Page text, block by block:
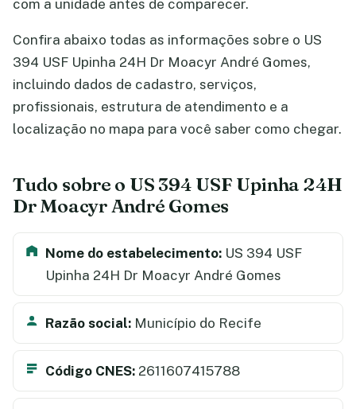
com a unidade antes de comparecer.
Confira abaixo todas as informações sobre o US
394 USF Upinha 24H Dr Moacyr André Gomes,
incluindo dados de cadastro, serviços,
profissionais, estrutura de atendimento e a
localização no mapa para você saber como chegar.
Tudo sobre o US 394 USF Upinha 24H
Dr Moacyr André Gomes
Nome do estabelecimento: US 394 USF
Upinha 24H Dr Moacyr André Gomes
Razão social: Município do Recife
Código CNES: 2611607415788